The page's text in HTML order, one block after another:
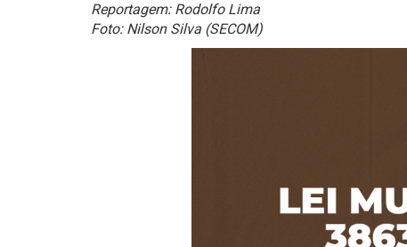
Reportagem: Rodolfo Lima
Foto: Nilson Silva (SECOM)